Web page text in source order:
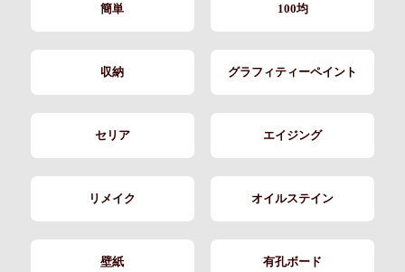
簡単 100均
収納 グラフィティーペイント
セリア エイジング
リメイク オイルステイン
壁紙 有孔ボード